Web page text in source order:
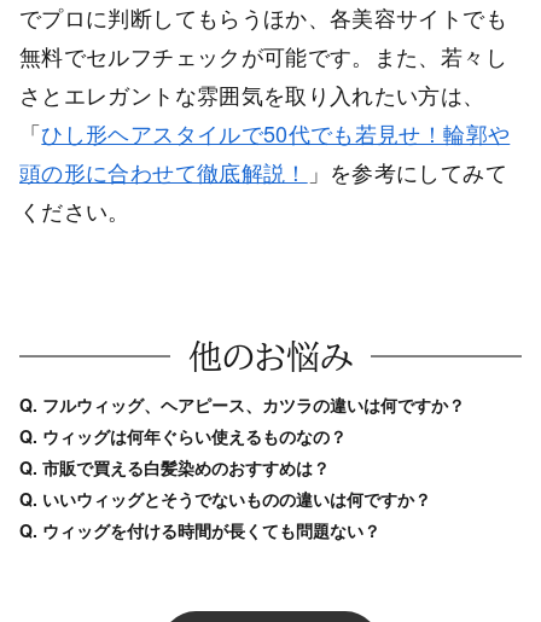
でプロに判断してもらうほか、各美容サイトでも
無料でセルフチェックが可能です。また、若々し
さとエレガントな雰囲気を取り入れたい方は、
「ひし形ヘアスタイルで50代でも若見せ！輪郭や
頭の形に合わせて徹底解説！ 」を参考にしてみて
ください。
他のお悩み
Q. フルウィッグ、ヘアピース、カツラの違いは何ですか？
Q. ウィッグは何年ぐらい使えるものなの？
Q. 市販で買える白髪染めのおすすめは？
Q. いいウィッグとそうでないものの違いは何ですか？
Q. ウィッグを付ける時間が長くても問題ない？